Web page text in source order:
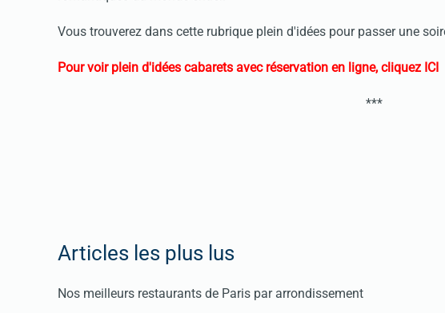
Vous trouverez dans cette rubrique plein d'idées pour passer une
Pour voir plein d'idées cabarets avec réservation en ligne, cliquez ICI
***
Articles les plus lus
Nos meilleurs restaurants de Paris par arrondissement